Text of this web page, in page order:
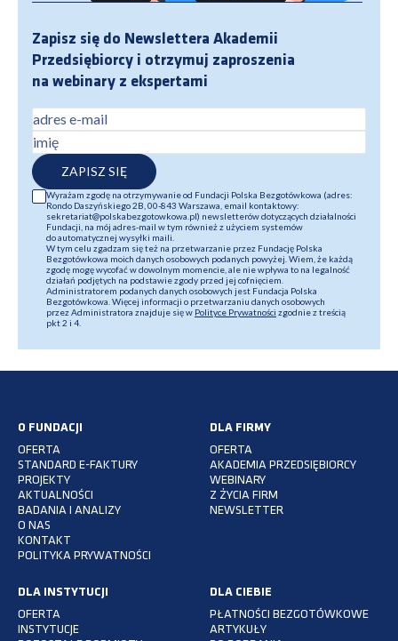
Zapisz się do Newslettera Akademii
Przedsiębiorcy i otrzymuj zaproszenia
na webinary z ekspertami
adres e-mail
imię
ZAPISZ SIĘ
Wyrażam zgodę na otrzymywanie od Fundacji Polska Bezgotówkowa (adres:
Rondo Daszyńskiego 2B, 00-843 Warszawa, email kontaktowy:
sekretariat@polskabezgotowkowa.pl) newsletterów dotyczących działalności
Fundacji, na mój adres-mail w tym również z użyciem systemów
do automatycznej wysyłki maili.
W tym celu zgadzam się też na przetwarzanie przez Fundację Polska
Bezgotówkowa moich danych osobowych podanych powyżej. Wiem, że każdą
zgodę mogę wycofać w dowolnym momencie, ale nie wpływa to na legalność
działań podjętych na podstawie zgody przed jej cofnięciem.
Administratorem podanych danych osobowych jest Fundacja Polska
Bezgotówkowa. Więcej informacji o przetwarzaniu danych osobowych
przez Administratora znajduje się w Polityce Prywatności zgodnie z treścią
pkt 2 i 4.
O FUNDACJI
OFERTA
STANDARD E-FAKTURY
PROJEKTY
AKTUALNOŚCI
BADANIA I ANALIZY
O NAS
KONTAKT
POLITYKA PRYWATNOŚCI
DLA FIRMY
OFERTA
AKADEMIA PRZEDSIĘBIORCY
WEBINARY
Z ŻYCIA FIRM
NEWSLETTER
DLA INSTYTUCJI
OFERTA
INSTYTUCJE
DLA CIEBIE
PŁATNOŚCI BEZGOTÓWKOWE
ARTYKUŁY